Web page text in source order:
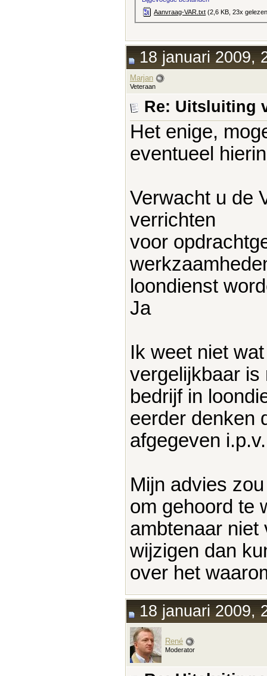
Aanvraag-VAR.txt‎ (2,6 KB, 23x
18 januari 2009,
Marjan
Veteraan
Re: Uitsluiting
Het enige,
eventueel
Verwacht u de
verrichten
voor
loondienst
Ja
Ik weet niet
vergelijkbaar is
bedrijf in
eerder denken
afgegeven
Mijn advies
om gehoord te
ambtenaar niet
wijzigen dan
over het
18 januari 2009,
René
Moderator